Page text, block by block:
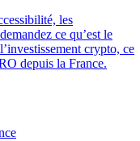
les
ce qu’est le
crypto, ce
depuis la France.